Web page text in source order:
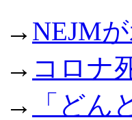
→ NEJM
→ コロナ
→
「どん